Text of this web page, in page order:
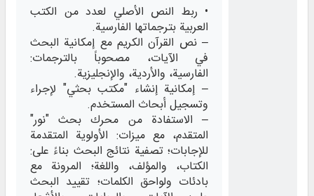
• ربط النص الأصلي لعدد من الكتب
العربية بترجماتها الفارسية.
– نص القرآن الكريم مع إمكانية البحث
في الآيات، مصحوباً بالترجمات:
الفارسية، والأردية، والإنجليزية.
– إمكانية إنشاء "مكتب بحثي" لإجراء
وتسجيل أبحاث المستخدم.
– الاستفادة من محرك بحث "نور"
المتقدم، مع ميزات: الأولوية المتقدمة
للإجابات؛ تصفية نتائج البحث بناءً على:
الكتاب، والمؤلف، واللغة؛ المرونة مع
بادئات ولواحق الكلمات؛ تقييد البحث